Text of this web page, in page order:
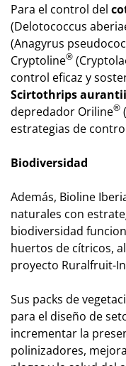
Para el control del
(Delotococcus
(Anagyrus
Cryptoline® (
control eficaz y
Scirtothrips aurantii
depredador Oriline® (
estrategias de
Biodiversidad
Además, Bioline
naturales con
biodiversidad
huertos de cítricos,
proyecto Ruralfruit-
Sus packs de
para el diseño de
incrementar la
polinizadores,